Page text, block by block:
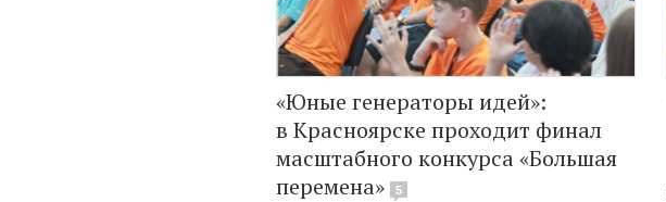
«Юные генераторы идей»:
в Красноярске проходит финал
масштабного конкурса «Большая
перемена»
5